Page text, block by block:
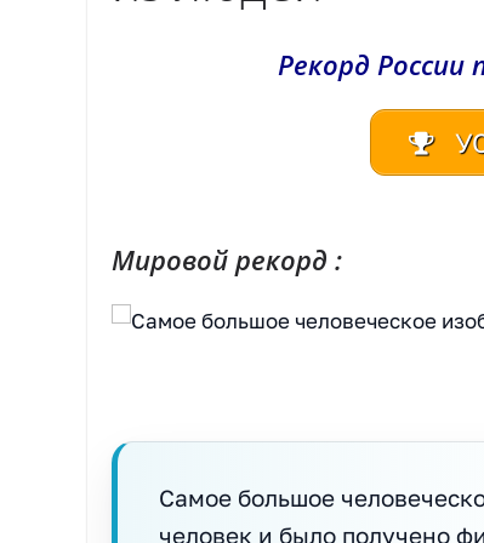
Рекорд
Мировой рекорд :
Самое большое
человек и было получено